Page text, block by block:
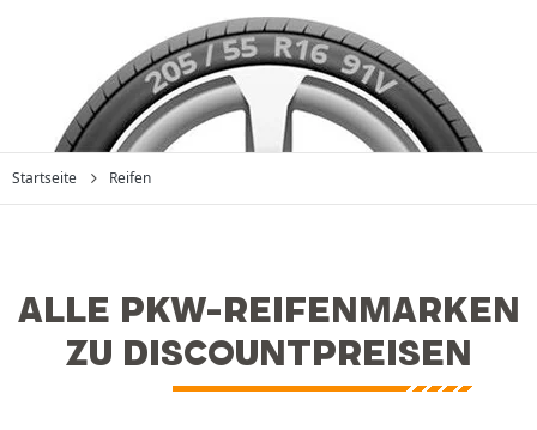
Startseite Reifen
ALLE PKW-REIFENMARKEN
ZU DISCOUNTPREISEN